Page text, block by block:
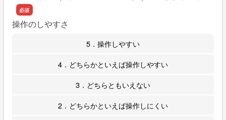
操作のしやすさ
5．操作しやすい
4．どちらかといえば操作しやすい
3．どちらともいえない
2．どちらかといえば操作しにくい